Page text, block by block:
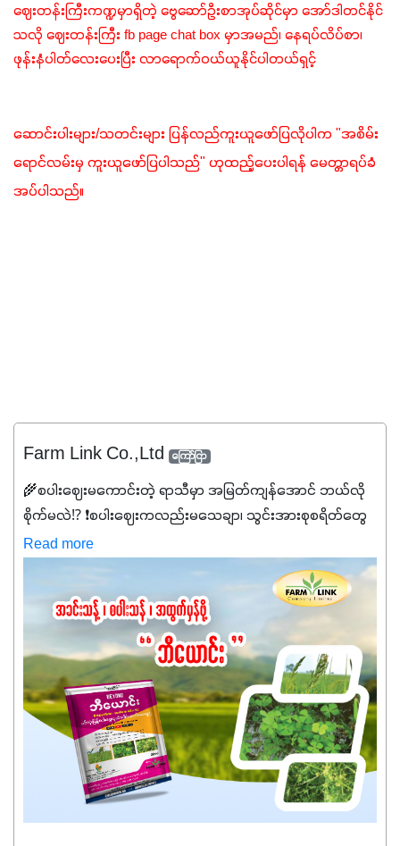
ဈေးတန်းကြီးကဏ္ဍမှာရှိတဲ့ ဗွေဆော်ဦးစာအုပ်ဆိုင်မှာ အော်ဒါတင်နိုင်
သလို ဈေးတန်းကြီး fb page chat box မှာအမည်၊ နေရပ်လိပ်စာ၊
ဖုန်းနံပါတ်လေးပေးပြီး လာရောက်ဝယ်ယူနိုင်ပါတယ်ရှင့်
ဆောင်းပါးများ/သတင်းများ ပြန်လည်ကူးယူဖော်ပြလိုပါက "အစိမ်း
ရောင်လမ်းမှ ကူးယူဖော်ပြပါသည်" ဟုထည့်ပေးပါရန် မေတ္တာရပ်ခံ
အပ်ပါသည်။
Farm Link Co.,Ltd ကြော်ငြာ
🌾စပါးဈေးမကောင်းတဲ့ ရာသီမှာ အမြတ်ကျန်အောင် ဘယ်လို
စိုက်မလဲ⁉️ ❗စပါးဈေးကလည်းမသေချာ၊ သွင်းအားစုစရိတ်တွေ
ကလည်း တက်နေတဲ့ဒီလိုအချိန်မှာ သွင်းအားစုဖိုးကို လျှော့ချပြီး
အထွက်နှုန်းကို ထိန်းထားနိုင်မှ ဦးကြီးတို့ အဆင်ပြေမှာနော် ✔️ဒါ
ကြောင့် ကိုယ်သုံးသမျှ ကိုယ့်အတွက်အကျိုးရစေမယ့်
အရည်အသွေးစိတ်ချရတဲ့ သွင်းအားစုပစ္စည်းတွေကိုပဲ ရွေးချယ်
သုံးသင့်ပါတယ်။
Read more